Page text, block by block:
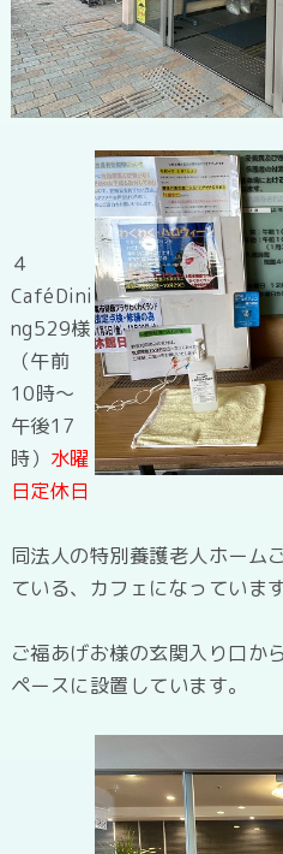
４
CaféDini
ng529様
（午前
10時～
午後17
時） 水曜
日定休日
同法人の特別養護老人ホーム
ている、カフェになっています
ご福あげお様の玄関入り口か
ペースに設置しています。